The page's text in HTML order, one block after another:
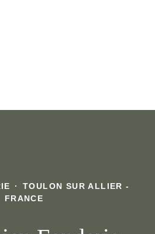
·
TOULON SUR ALLIER -
FRANCE